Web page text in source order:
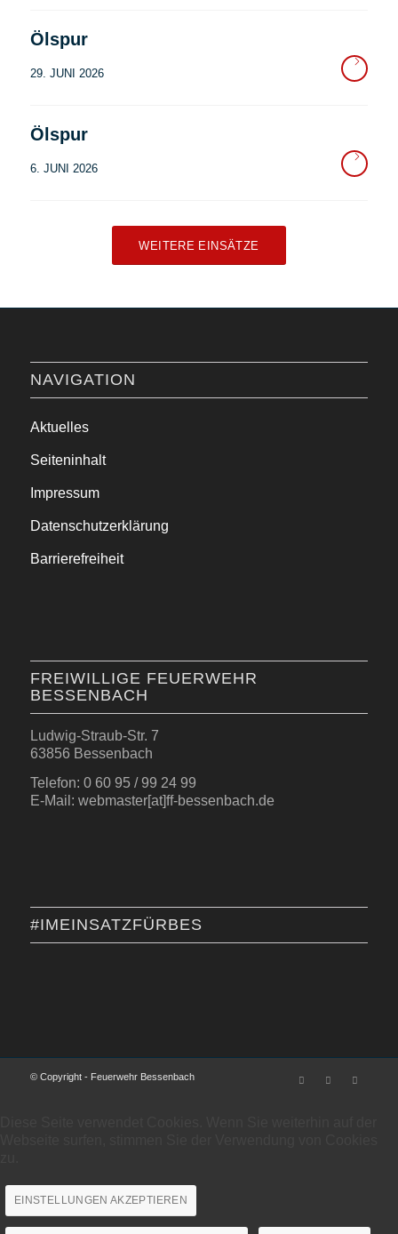
Ölspur
29. JUNI 2026
Ölspur
6. JUNI 2026
WEITERE EINSÄTZE
NAVIGATION
Aktuelles
Seiteninhalt
Impressum
Datenschutzerklärung
Barrierefreiheit
FREIWILLIGE FEUERWEHR
BESSENBACH
Ludwig-Straub-Str. 7
63856 Bessenbach
Telefon: 0 60 95 / 99 24 99
E-Mail: webmaster[at]ff-bessenbach.de
#IMEINSATZFÜRBES
© Copyright - Feuerwehr Bessenbach
EINSTELLUNGEN AKZEPTIEREN